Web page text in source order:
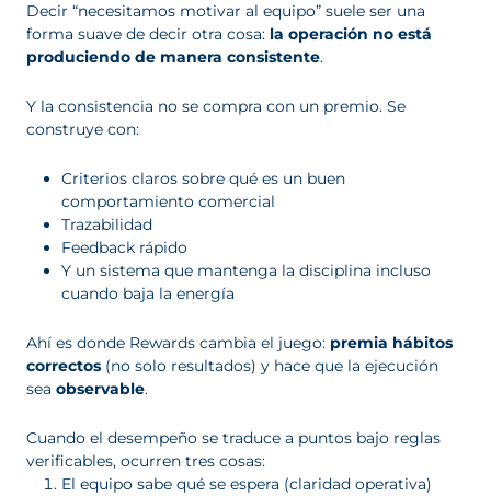
Decir “necesitamos motivar al equipo” suele ser una
forma suave de decir otra cosa: la operación no está
produciendo de manera consistente.
Y la consistencia no se compra con un premio. Se
construye con:
Criterios claros sobre qué es un buen
comportamiento comercial
Trazabilidad
Feedback rápido
Y un sistema que mantenga la disciplina incluso
cuando baja la energía
Ahí es donde Rewards cambia el juego: premia hábitos
correctos (no solo resultados) y hace que la ejecución
sea observable.
Cuando el desempeño se traduce a puntos bajo reglas
verificables, ocurren tres cosas:
El equipo sabe qué se espera (claridad operativa)